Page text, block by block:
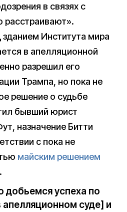
в связях с
расстраивают».
Института мира
в апелляционной
разрешил его
Трампа, но пока не
решение о судьбе
бывший юрист
назначение Битти
с пока не
майским решением
.
добьемся успеха по
суде] и